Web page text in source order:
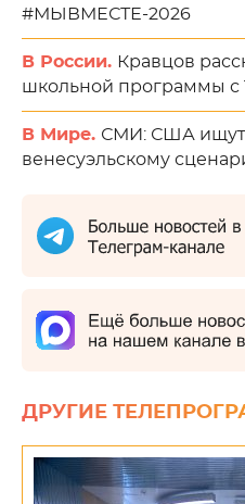
#МЫВМЕСТЕ-2026
В России. Кравцов
школьной программы с
В Мире. СМИ: США ищут
венесуэльскому
ДРУГИЕ